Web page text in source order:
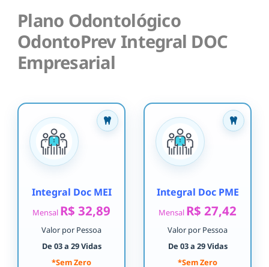
Plano Odontológico
OdontoPrev Integral DOC
Empresarial
Integral Doc MEI
Mensal R$ 32,89
Valor por Pessoa
De 03 a 29 Vidas
*Sem Zero
Integral Doc PME
Mensal R$ 27,42
Valor por Pessoa
De 03 a 29 Vidas
*Sem Zero